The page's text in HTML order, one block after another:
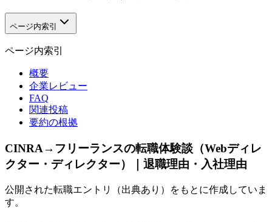
ページ内索引
ページ内索引
概要
企業レビュー
FAQ
関連投稿
要約の根拠
CINRA→フリーランスの転職体験談（Webディレ
クター・ディレクター）｜退職理由・入社理由
公開された転職エントリ（出典あり）をもとに作成していま
す。